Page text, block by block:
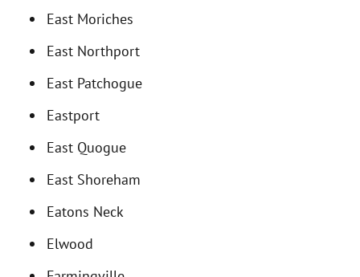
East Moriches
East Northport
East Patchogue
Eastport
East Quogue
East Shoreham
Eatons Neck
Elwood